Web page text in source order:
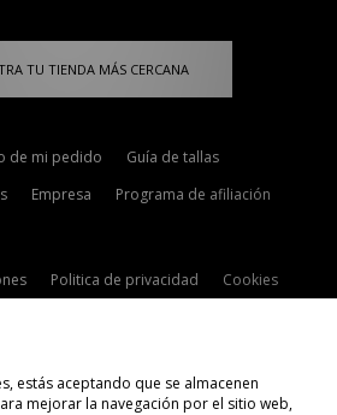
TU TIENDA MÁS CERCANA
de mi pedido
Guía de tallas
Empresa Programa de afiliación
Politica de privacidad
Cookies
estás aceptando que se almacenen
mejorar la navegación por el sitio web,